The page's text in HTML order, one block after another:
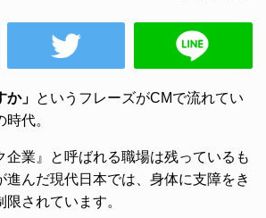
」 というフレーズがCMで流れてい
代。
企業』と呼ばれる職場は残っているも
進んだ現代日本では、身体に支障をき
されています。